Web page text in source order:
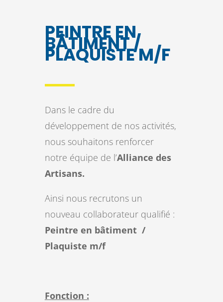
PEINTRE EN
BÂTIMENT /
PLAQUISTE M/F
Dans le cadre du
développement de nos activités,
nous souhaitons renforcer
notre équipe de l’Alliance des
Artisans.
Ainsi nous recrutons un
nouveau collaborateur qualifié :
Peintre en bâtiment /
Plaquiste m/f
Fonction :